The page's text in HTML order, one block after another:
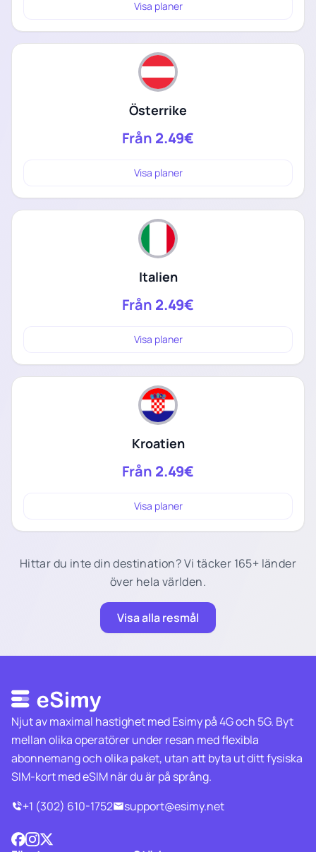
Visa planer
Österrike
Från 2.49€
Visa planer
Italien
Från 2.49€
Visa planer
Kroatien
Från 2.49€
Visa planer
Hittar du inte din destination? Vi täcker 165+ länder
över hela världen.
Visa alla resmål
Njut av maximal hastighet med Esimy på 4G och 5G. Byt
mellan olika operatörer under resan med flexibla
abonnemang och olika paket, utan att byta ut ditt fysiska
SIM-kort med eSIM när du är på språng.
+1 (302) 610-1752
support@esimy.net